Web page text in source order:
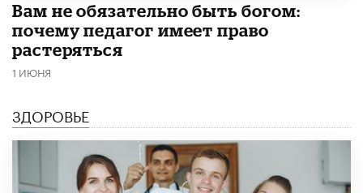
​Вам не обязательно быть богом:
почему педагог имеет право
растеряться
1 ИЮНЯ
ЗДОРОВЬЕ